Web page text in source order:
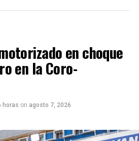
en choque
en la Coro-
horas on agosto 7, 2026